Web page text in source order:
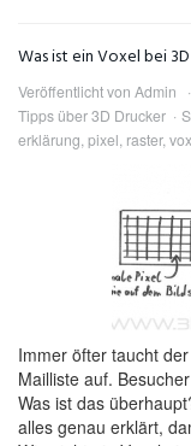
Was ist ein Voxel bei
Veröffentlicht von Admin
Tipps über 3D Drucker
erklärung, pixel, raster,
Immer öfter taucht
Mailliste auf.
Was ist das
alles genau erklärt,